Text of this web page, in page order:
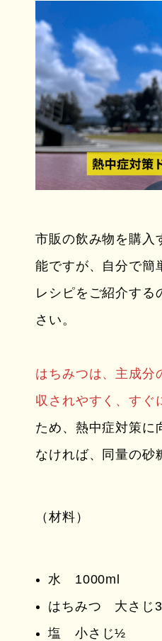
市販の飲み物を購入
能ですが、自分で簡
レシピをご紹介する
さい。
はちみつは、主成分
収されやすく、すぐ
ため、熱中症対策に
なければ、同量の砂
（材料）
水 1000ml
はちみつ 大さじ
塩 小さじ½